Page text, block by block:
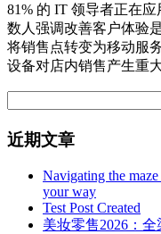
81% 的 IT 领导者正在
数人强调改善客户体验
将销售点转变为移动服
设备对店内销售产生重
近期文章
Navigating the
your way
Test Post Created
美妆零售2026：